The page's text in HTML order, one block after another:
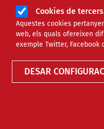
Cookies de tercers
Aquestes cookies
web, els quals ofereixen
exemple Twitter, Facebook
DESAR
Biblioteca
Joves al
quantitatiu i